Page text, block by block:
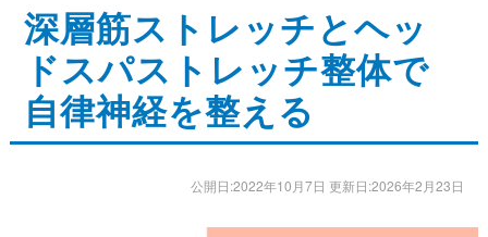
深層筋ストレッチとヘッ
ドスパストレッチ整体で
自律神経を整える
公開日:2022年10月7日 更新日:2026年2月23日
オンライン問診
ストレッチ整体
体幹トレーニング